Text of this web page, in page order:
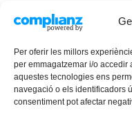
Per oferir les millors
per emmagatzemar i/o
aquestes tecnologies ens
navegació o els identificadors
consentiment pot afectar